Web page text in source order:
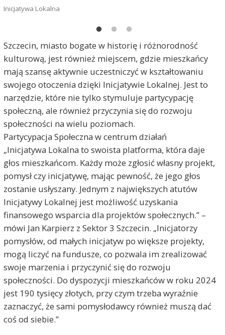
Inicjatywa Lokalna
Szczecin, miasto bogate w historię i różnorodność
kulturową, jest również miejscem, gdzie mieszkańcy
mają szansę aktywnie uczestniczyć w kształtowaniu
swojego otoczenia dzięki Inicjatywie Lokalnej. Jest to
narzędzie, które nie tylko stymuluje partycypację
społeczną, ale również przyczynia się do rozwoju
społeczności na wielu poziomach.
Partycypacja Społeczna w centrum działań
„Inicjatywa Lokalna to swoista platforma, która daje
głos mieszkańcom. Każdy może zgłosić własny projekt,
pomysł czy inicjatywę, mając pewność, że jego głos
zostanie usłyszany. Jednym z największych atutów
Inicjatywy Lokalnej jest możliwość uzyskania
finansowego wsparcia dla projektów społecznych.” –
mówi Jan Karpierz z Sektor 3 Szczecin. „Inicjatorzy
pomysłów, od małych inicjatyw po większe projekty,
mogą liczyć na fundusze, co pozwala im zrealizować
swoje marzenia i przyczynić się do rozwoju
społeczności. Do dyspozycji mieszkańców w roku 2024
jest 190 tysięcy złotych, przy czym trzeba wyraźnie
zaznaczyć, że sami pomysłodawcy również muszą dać
coś od siebie.”